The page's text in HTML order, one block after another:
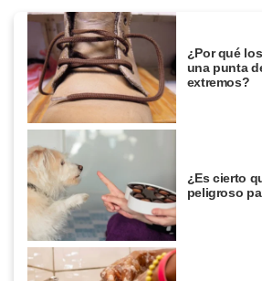
¿Por qué
una punta
extremos?
¿Es cierto
peligroso